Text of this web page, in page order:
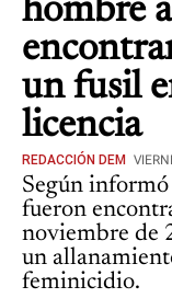
hombre
un fusil
licencia
REDACCIÓN DEM
Según informó
fueron
noviembre de
un
feminicidio.